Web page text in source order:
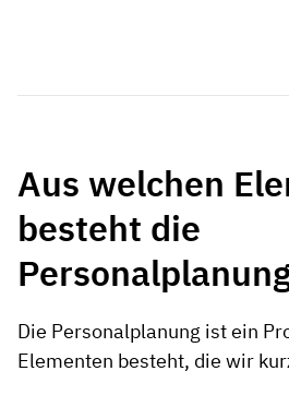
Aus welchen
besteht die
Die Personalplanung ist ein
Elementen besteht, die wir